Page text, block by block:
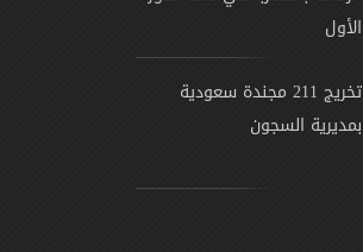
الأول
تخريج 211 مجندة سعودية
بمديرية السجون